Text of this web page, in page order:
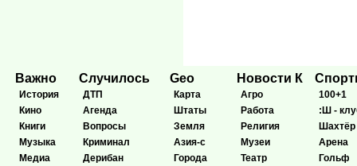
Важно
История
Кино
Книги
Музыка
Медиа
Случилось
ДТП
Агенда
Вопросы
Криминал
Дерибан
Geo
Карта
Штаты
Земля
Азия-с
Города
Новости К
Агро
Работа
Религия
Музеи
Театр
100+1
:Ш -
Шахтёр
Арена
Гольф